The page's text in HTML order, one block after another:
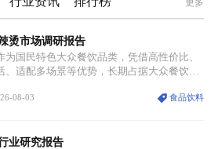
更多
烫市场调研报告
为国民特色大众餐饮品类，凭借高性价比、
、适配多场景等优势，长期占据大众餐饮重
消费需求升级、线上流量变革、新零售业态
消费、创业、政策、技术多重驱动下，依旧
08-03 食品饮料
业研究报告